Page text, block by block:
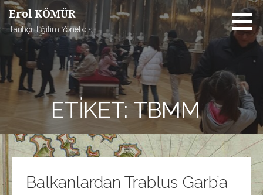
İçeriğe
atla
Erol KÖMÜR
Tarihçi, Eğitim Yöneticisi
ETIKET: TBMM
Balkanlardan Trablus Garb’a